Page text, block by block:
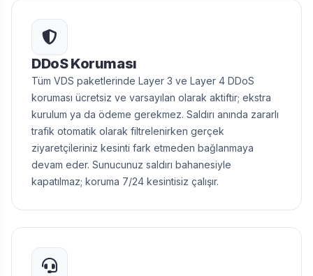
DDoS Koruması
Tüm VDS paketlerinde Layer 3 ve Layer 4 DDoS
koruması ücretsiz ve varsayılan olarak aktiftir; ekstra
kurulum ya da ödeme gerekmez. Saldırı anında zararlı
trafik otomatik olarak filtrelenirken gerçek
ziyaretçileriniz kesinti fark etmeden bağlanmaya
devam eder. Sunucunuz saldırı bahanesiyle
kapatılmaz; koruma 7/24 kesintisiz çalışır.